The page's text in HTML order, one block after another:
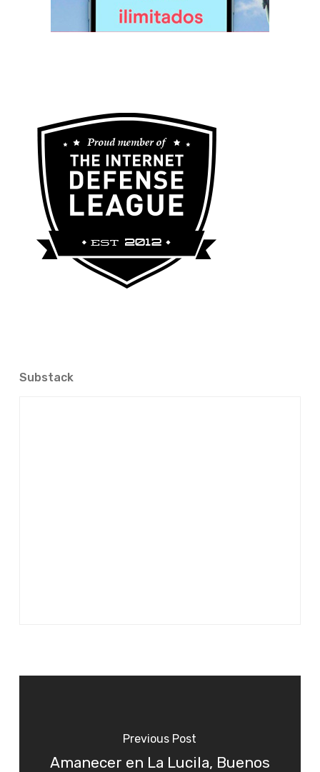
Substack
Previous Post
Amanecer en La Lucila, Buenos